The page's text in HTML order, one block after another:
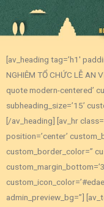
[av_heading tag=’h1′
NGHIÊM TỔ CHỨC LỄ AN
quote modern-centered’
subheading_size=’15’
[/av_heading] [av_hr
position=’center’
custom_border_color=”
admin_preview_bg=”]